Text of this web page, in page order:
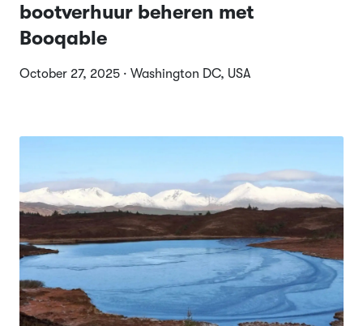
bootverhuur beheren met
Booqable
October 27, 2025 · Washington DC, USA